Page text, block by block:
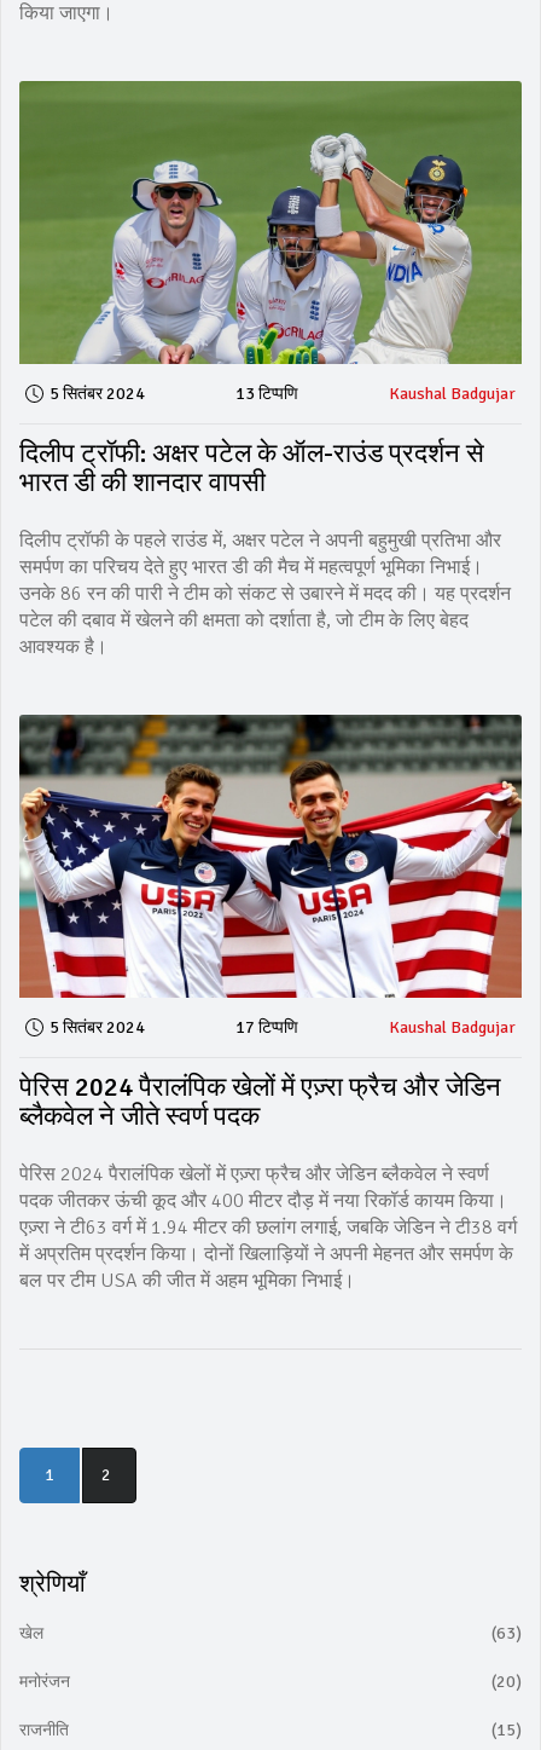
किया जाएगा।
5 सितंबर 2024 13 टिप्पणि Kaushal Badgujar
दिलीप ट्रॉफी: अक्षर पटेल के ऑल-राउंड प्रदर्शन से
भारत डी की शानदार वापसी
दिलीप ट्रॉफी के पहले राउंड में, अक्षर पटेल ने अपनी बहुमुखी प्रतिभा और
समर्पण का परिचय देते हुए भारत डी की मैच में महत्वपूर्ण भूमिका निभाई।
उनके 86 रन की पारी ने टीम को संकट से उबारने में मदद की। यह प्रदर्शन
पटेल की दबाव में खेलने की क्षमता को दर्शाता है, जो टीम के लिए बेहद
आवश्यक है।
5 सितंबर 2024 17 टिप्पणि Kaushal Badgujar
पेरिस 2024 पैरालंपिक खेलों में एज़्रा फ्रैच और जेडिन
ब्लैकवेल ने जीते स्वर्ण पदक
पेरिस 2024 पैरालंपिक खेलों में एज़्रा फ्रैच और जेडिन ब्लैकवेल ने स्वर्ण
पदक जीतकर ऊंची कूद और 400 मीटर दौड़ में नया रिकॉर्ड कायम किया।
एज़्रा ने टी63 वर्ग में 1.94 मीटर की छलांग लगाई, जबकि जेडिन ने टी38 वर्ग
में अप्रतिम प्रदर्शन किया। दोनों खिलाड़ियों ने अपनी मेहनत और समर्पण के
बल पर टीम USA की जीत में अहम भूमिका निभाई।
1 2
श्रेणियाँ
खेल (63)
मनोरंजन (20)
राजनीति (15)